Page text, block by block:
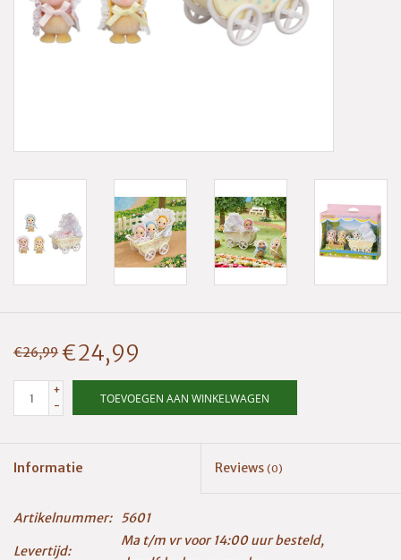
€26,99 €24,99
+
-
TOEVOEGEN AAN WINKELWAGEN
Informatie Reviews (0)
Artikelnummer: 5601
Levertijd:
Ma t/m vr voor 14:00 uur besteld,